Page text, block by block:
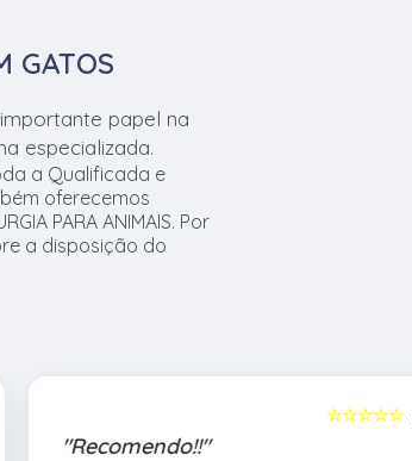
GATOS
papel na
especializada.
a Qualificada e
oferecemos
PARA ANIMAIS. Por
a disposição do
☆☆☆☆☆
"Recomendo!!"